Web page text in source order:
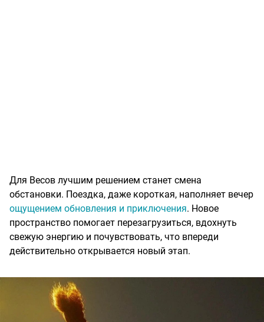
Для Весов лучшим решением станет смена
обстановки. Поездка, даже короткая, наполняет вечер
ощущением обновления и приключения. Новое
пространство помогает перезагрузиться, вдохнуть
свежую энергию и почувствовать, что впереди
действительно открывается новый этап.